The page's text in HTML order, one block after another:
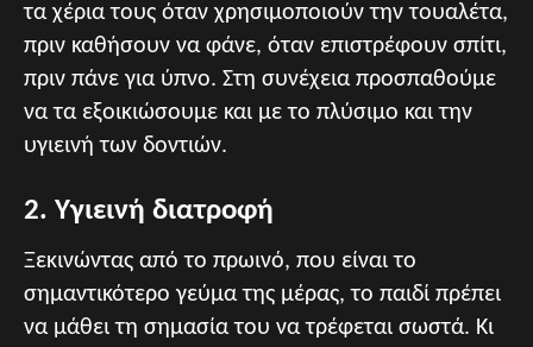
τα χέρια τους όταν χρησιμοποιούν την τουαλέτα,
πριν καθήσουν να φάνε, όταν επιστρέφουν σπίτι,
πριν πάνε για ύπνο. Στη συνέχεια προσπαθούμε
να τα εξοικιώσουμε και με το πλύσιμο και την
υγιεινή των δοντιών.
2. Υγιεινή διατροφή
Ξεκινώντας από το πρωινό, που είναι το
σημαντικότερο γεύμα της μέρας, το παιδί πρέπει
να μάθει τη σημασία του να τρέφεται σωστά. Κι